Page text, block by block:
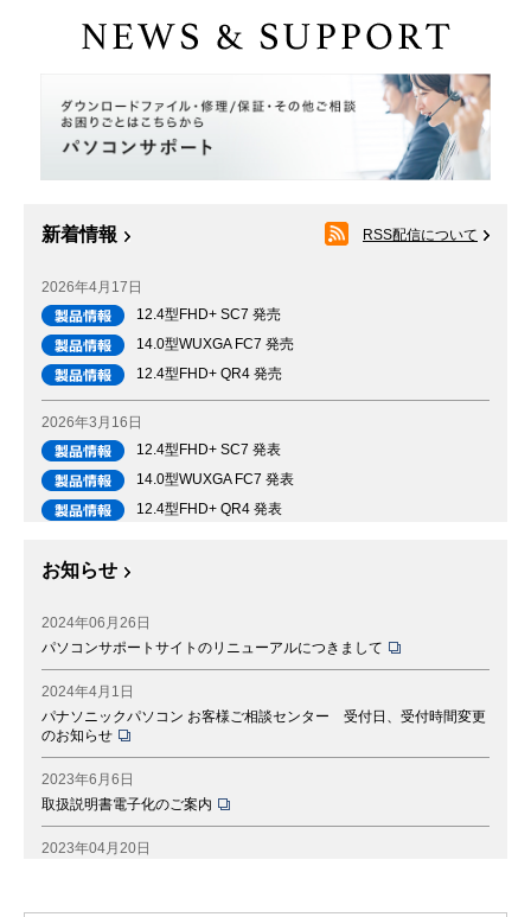
新着情報 RSS配信について
2026年4月17日
12.4型FHD+ SC7 発売
14.0型WUXGA FC7 発売
12.4型FHD+ QR4 発売
2026年3月16日
12.4型FHD+ SC7 発表
14.0型WUXGA FC7 発表
12.4型FHD+ QR4 発表
お知らせ
2024年06月26日
パソコンサポートサイトのリニューアルにつきまして
2024年4月1日
パナソニックパソコン お客様ご相談センター 受付日、受付時間変更
のお知らせ
2023年6月6日
取扱説明書電子化のご案内
2023年04月20日